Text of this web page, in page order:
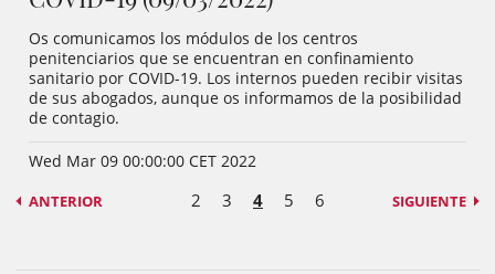
Os comunicamos los módulos de los centros
penitenciarios que se encuentran en confinamiento
sanitario por COVID-19. Los internos pueden recibir visitas
de sus abogados, aunque os informamos de la posibilidad
de contagio.
Wed Mar 09 00:00:00 CET 2022
ANTERIOR 2 3 4 5 6 SIGUIENTE